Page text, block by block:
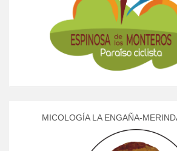
MICOLOGÍA LA ENGAÑA-